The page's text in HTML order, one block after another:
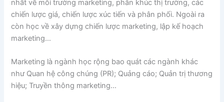
nhất về môi trường marketing, phân khúc thị trường, các
chiến lược giá, chiến lược xúc tiến và phân phối. Ngoài ra
còn học về xây dựng chiến lược marketing, lập kế hoạch
marketing…
Marketing là ngành học rộng bao quát các ngành khác
như Quan hệ công chúng (PR); Quảng cáo; Quản trị thương
hiệu; Truyền thông marketing…